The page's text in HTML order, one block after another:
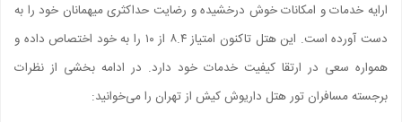
ارايه خدمات و امکانات خوش درخشیده و رضایت حداکثری میهمانان خود را به
دست آورده است. این هتل تاکنون امتیاز ۸.۴ از ۱۰ را به خود اختصاص داده و
همواره سعی در ارتقا کیفیت خدمات خود دارد. در ادامه بخشی از نظرات
برجسته مسافران تور هتل داریوش کیش از تهران را می‌خوانید: